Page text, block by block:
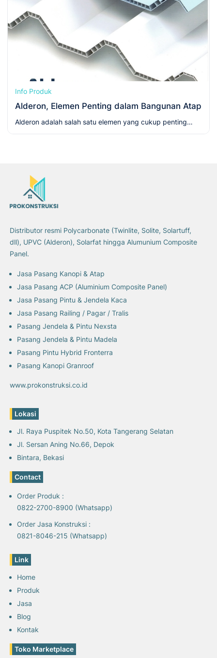
Info Produk
Alderon, Elemen Penting dalam Bangunan Atap
Alderon adalah salah satu elemen yang cukup penting
pada sebuah bangunan beratap. Atap ini berfungsi untuk
Distributor resmi Polycarbonate (Twinlite, Solite, Solartuff,
dll), UPVC (Alderon), Solarfat hingga Alumunium Composite
Panel.
Jasa Pasang Kanopi & Atap
Jasa Pasang ACP (Aluminium Composite Panel)
Jasa Pasang Pintu & Jendela Kaca
Jasa Pasang Railing / Pagar / Tralis
Pasang Jendela & Pintu Nexsta
Pasang Jendela & Pintu Madela
Pasang Pintu Hybrid Fronterra
Pasang Kanopi Granroof
www.prokonstruksi.co.id
Lokasi
Jl. Raya Puspitek No.50, Kota Tangerang Selatan
Jl. Sersan Aning No.66, Depok
Bintara, Bekasi
Contact
Order Produk :
0822-2700-8900 (Whatsapp)
Order Jasa Konstruksi :
0821-8046-215 (Whatsapp)
Link
Home
Produk
Jasa
Blog
Kontak
Toko Marketplace